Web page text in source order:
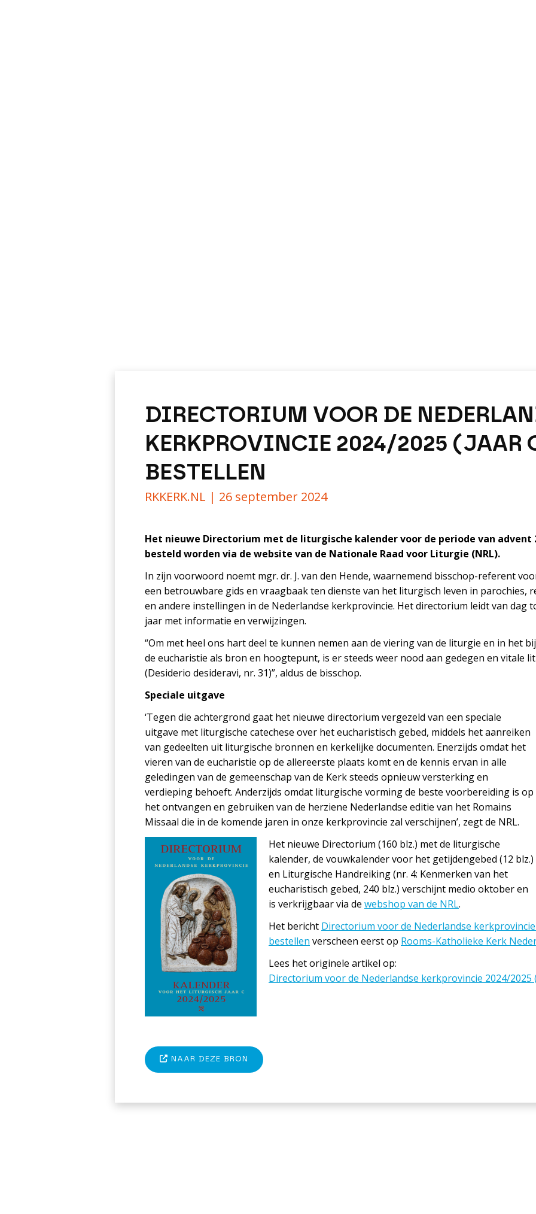
DIRECTORIUM VOOR DE
KERKPROVINCIE 2024/2025 (JAAR
BESTELLEN
RKKERK.NL | 26 september 2024
Het nieuwe Directorium met de liturgische kalender voor de periode van advent
besteld worden via de website van de Nationale Raad voor Liturgie (NRL).
In zijn voorwoord noemt mgr. dr. J. van den Hende, waarnemend bisschop-referent
een betrouwbare gids en vraagbaak ten dienste van het liturgisch leven in parochies,
en andere instellingen in de Nederlandse kerkprovincie. Het directorium leidt van dag
jaar met informatie en verwijzingen.
“Om met heel ons hart deel te kunnen nemen aan de viering van de liturgie en in het
de eucharistie als bron en hoogte­punt, is er steeds weer nood aan gedegen en vitale
(Desiderio desideravi, nr. 31)”, aldus de bisschop.
Speciale uitgave
‘Tegen die achtergrond gaat het nieuwe directorium vergezeld van een speciale
uitgave met li­turgische catechese over het eucharistisch gebed, middels het aanreiken
van gedeelten uit liturgische bronnen en kerkelijke documenten. Enerzijds omdat het
vieren van de eucharistie op de allereerste plaats komt en de kennis ervan in alle
geledingen van de gemeenschap van de Kerk steeds opnieuw versterking en
verdieping behoeft. Anderzijds omdat liturgische vorming de beste voorbereiding is op
het ontvangen en gebruiken van de herziene Nederlandse editie van het Romains
Missaal die in de komende jaren in onze kerkprovincie zal verschijnen’, zegt de NRL.
Het nieuwe Directorium (160 blz.) met de liturgische
kalender, de vouwkalender voor het getijdengebed (12 blz.)
en Liturgische Handreiking (nr. 4: Kenmerken van het
eucharistisch gebed, 240 blz.) verschijnt medio oktober en
is verkrijgbaar via de webshop van de NRL.
Het bericht Directorium voor de Nederlandse
bestellen verscheen eerst op Rooms-Katholieke Kerk
Lees het originele artikel op:
Directorium voor de Nederlandse kerkprovincie 2024/2025
NAAR DEZE BRON